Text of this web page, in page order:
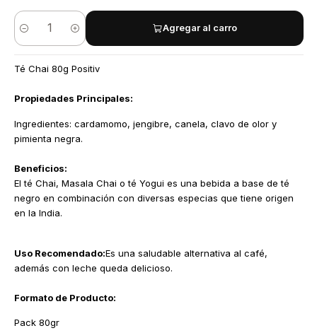
Cantidad
Agregar al carro
Té Chai 80g Positiv
Propiedades Principales:
Ingredientes: cardamomo, jengibre, canela, clavo de olor y
pimienta negra.
Beneficios:
El té Chai, Masala Chai o té Yogui es una bebida a base de té
negro en combinación con diversas especias que tiene origen
en la India.
Uso Recomendado:Es una saludable alternativa al café,
además con leche queda delicioso.
Formato de Producto:
Pack 80gr